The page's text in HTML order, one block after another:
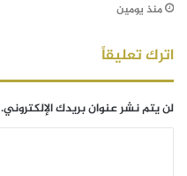
منذ يومين
اترك تعليقاً
لن يتم نشر عنوان بريدك الإلكتروني.